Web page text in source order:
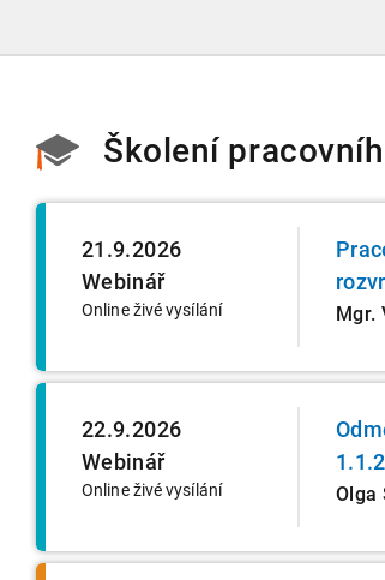
Školení
21.9.2026
Webinář
Online živé vysílání Mgr.
22.9.2026
Webinář
Online živé vysílání Olga